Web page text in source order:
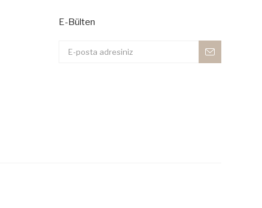
E-Bülten